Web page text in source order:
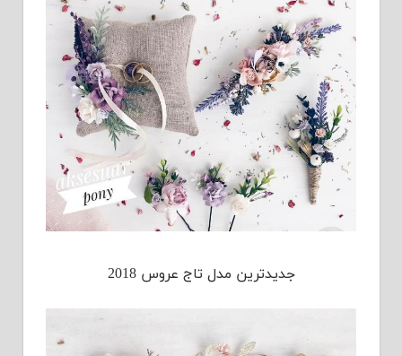
جدیدترین مدل تاج عروس 2018